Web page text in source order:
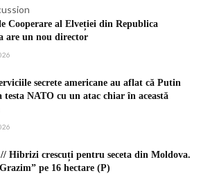
Cooperare al Elveției din Republica
are un nou director
secrete americane au aflat că Putin
testa NATO cu un atac chiar în această
Hibrizi crescuți pentru seceta din Moldova.
pe 16 hectare (P)